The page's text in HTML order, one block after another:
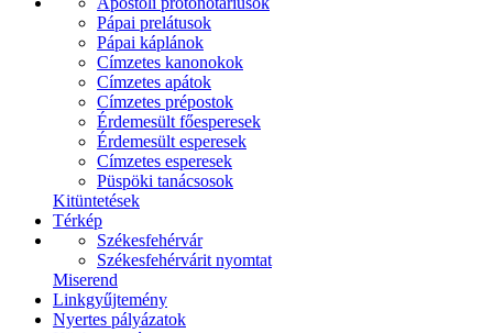
Pápai prelátusok
Pápai káplánok
Címzetes kanonokok
Címzetes apátok
Címzetes prépostok
Érdemesült főesperesek
Érdemesült esperesek
Címzetes esperesek
Püspöki tanácsosok
Kitüntetések
Térkép
Székesfehérvár
Székesfehérvárit nyomtat
Miserend
Linkgyűjtemény
Nyertes pályázatok